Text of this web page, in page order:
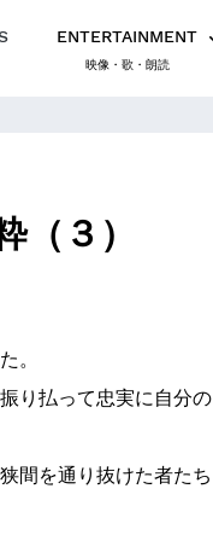
ENTERTAINMENT
映像・歌・朗読
（３）
。
り払って忠実に自分の
間を通り抜けた者たち